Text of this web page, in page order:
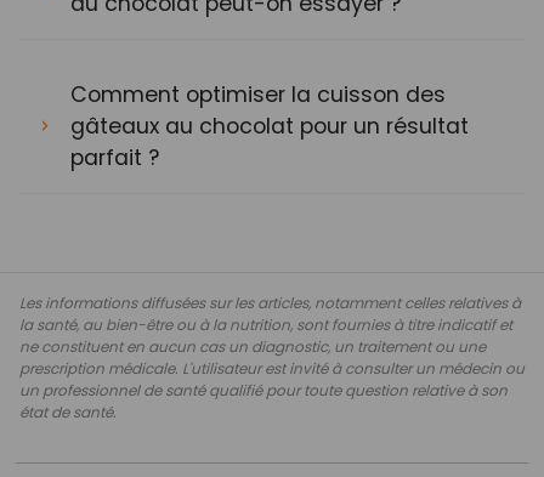
Comment optimiser la cuisson des
gâteaux au chocolat pour un résultat
parfait ?
Les informations diffusées sur les articles, notamment celles relatives à
la santé, au bien-être ou à la nutrition, sont fournies à titre indicatif et
ne constituent en aucun cas un diagnostic, un traitement ou une
prescription médicale. L'utilisateur est invité à consulter un médecin ou
un professionnel de santé qualifié pour toute question relative à son
état de santé.